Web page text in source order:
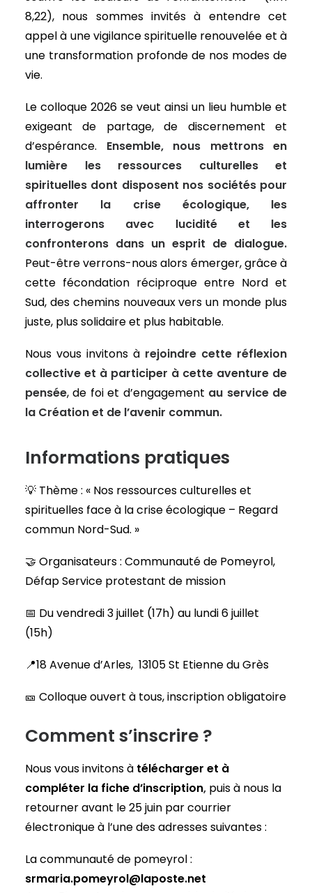
8,22), nous sommes invités à entendre cet
appel à une vigilance spirituelle renouvelée et à
une transformation profonde de nos modes de
vie.
Le colloque 2026 se veut ainsi un lieu humble et
exigeant de partage, de discernement et
d’espérance. Ensemble, nous mettrons en
lumière les ressources culturelles et
spirituelles dont disposent nos sociétés pour
affronter la crise écologique, les
interrogerons avec lucidité et les
confronterons dans un esprit de dialogue.
Peut-être verrons-nous alors émerger, grâce à
cette fécondation réciproque entre Nord et
Sud, des chemins nouveaux vers un monde plus
juste, plus solidaire et plus habitable.
Nous vous invitons à rejoindre cette réflexion
collective et à participer à cette aventure de
pensée, de foi et d’engagement au service de
la Création et de l’avenir commun.
Informations pratiques
💡 Thème : « Nos ressources culturelles et
spirituelles face à la crise écologique – Regard
commun Nord-Sud. »
🤝 Organisateurs : Communauté de Pomeyrol,
Défap Service protestant de mission
📅 Du vendredi 3 juillet (17h) au lundi 6 juillet
(15h)
📍18 Avenue d’Arles, 13105 St Etienne du Grès
🎫 Colloque ouvert à tous, inscription obligatoire
Comment s’inscrire ?
Nous vous invitons à télécharger et à
compléter la fiche d’inscription, puis à nous la
retourner avant le 25 juin par courrier
électronique à l’une des adresses suivantes :
La communauté de pomeyrol :
srmaria.pomeyrol@laposte.net